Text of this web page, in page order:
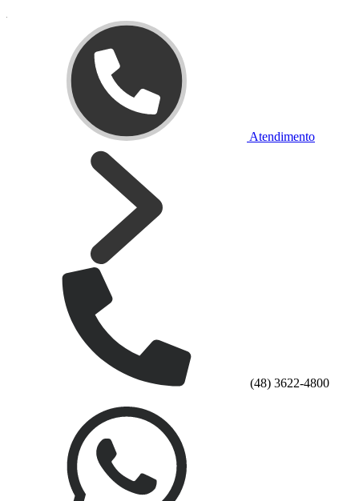
Atendimento
(48) 3622-4800